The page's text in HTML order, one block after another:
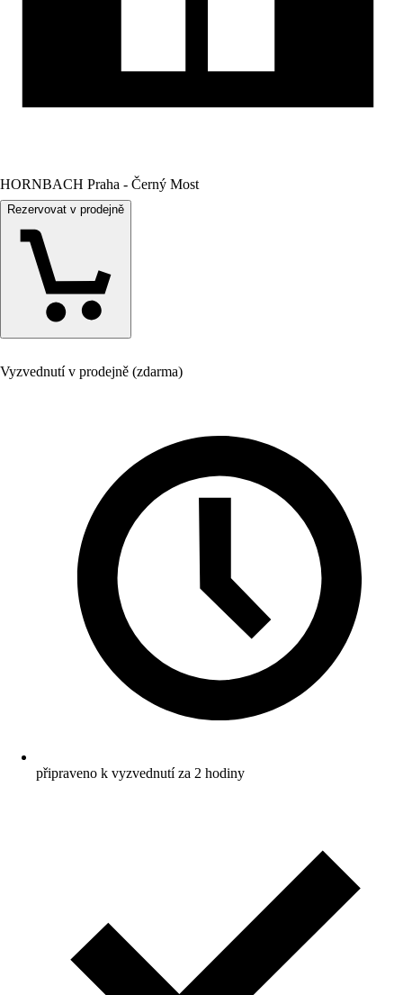
HORNBACH Praha - Černý Most
Rezervovat v prodejně
Vyzvednutí v prodejně (zdarma)
připraveno k vyzvednutí za 2 hodiny